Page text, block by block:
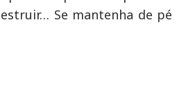
Se mantenha de pé